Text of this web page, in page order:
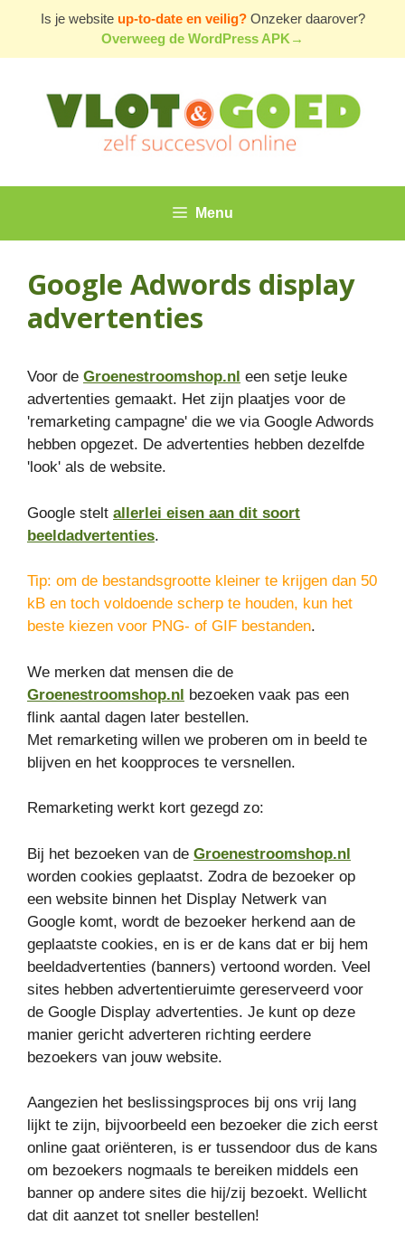
de
Is je website up-to-date en veilig? Onzeker daarover?
Overweeg de WordPress APK→
Menu
Google Adwords display
advertenties
Voor de Groenestroomshop.nl een setje leuke
advertenties gemaakt. Het zijn plaatjes voor de
'remarketing campagne' die we via Google Adwords
hebben opgezet. De advertenties hebben dezelfde
'look' als de website.
Google stelt allerlei eisen aan dit soort
beeldadvertenties.
Tip: om de bestandsgrootte kleiner te krijgen dan 50
kB en toch voldoende scherp te houden, kun het
beste kiezen voor PNG- of GIF bestanden.
We merken dat mensen die de
Groenestroomshop.nl bezoeken vaak pas een
flink aantal dagen later bestellen.
Met remarketing willen we proberen om in beeld te
blijven en het koopproces te versnellen.
Remarketing werkt kort gezegd zo:
Bij het bezoeken van de Groenestroomshop.nl
worden cookies geplaatst. Zodra de bezoeker op
een website binnen het Display Netwerk van
Google komt, wordt de bezoeker herkend aan de
geplaatste cookies, en is er de kans dat er bij hem
beeldadvertenties (banners) vertoond worden. Veel
sites hebben advertentieruimte gereserveerd voor
de Google Display advertenties. Je kunt op deze
manier gericht adverteren richting eerdere
bezoekers van jouw website.
Aangezien het beslissingsproces bij ons vrij lang
lijkt te zijn, bijvoorbeeld een bezoeker die zich eerst
online gaat oriënteren, is er tussendoor dus de kans
om bezoekers nogmaals te bereiken middels een
banner op andere sites die hij/zij bezoekt. Wellicht
dat dit aanzet tot sneller bestellen!